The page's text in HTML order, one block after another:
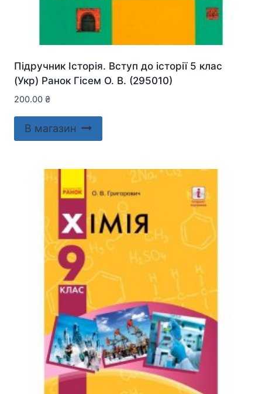
Підручник Історія. Вступ до історії 5 клас
(Укр) Ранок Гісем О. В. (295010)
200.00 ₴
В магазин